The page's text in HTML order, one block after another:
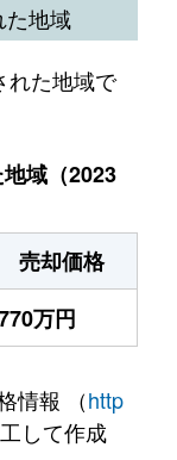
た地域
れた地域で
域（2023
売却価格
万円
情報 （http
して作成